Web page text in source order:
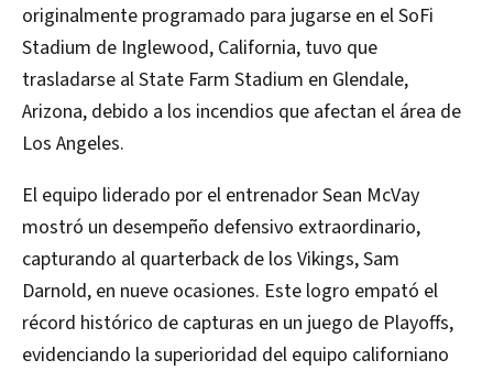
originalmente programado para jugarse en el SoFi
Stadium de Inglewood, California, tuvo que
trasladarse al State Farm Stadium en Glendale,
Arizona, debido a los incendios que afectan el área de
Los Angeles.
El equipo liderado por el entrenador Sean McVay
mostró un desempeño defensivo extraordinario,
capturando al quarterback de los Vikings, Sam
Darnold, en nueve ocasiones. Este logro empató el
récord histórico de capturas en un juego de Playoffs,
evidenciando la superioridad del equipo californiano